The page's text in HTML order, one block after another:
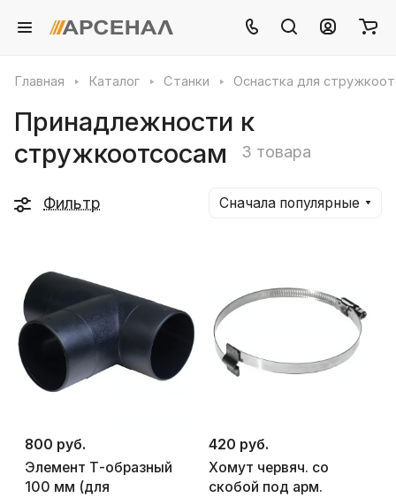
Главная Каталог Станки Оснастка для
Принадлежности к
стружкоотсосам
3 товара
Фильтр Сначала популярные
800 руб.
Элемент Т-образный
100 мм (для
420 руб.
Хомут червяч. со
скобой под арм.